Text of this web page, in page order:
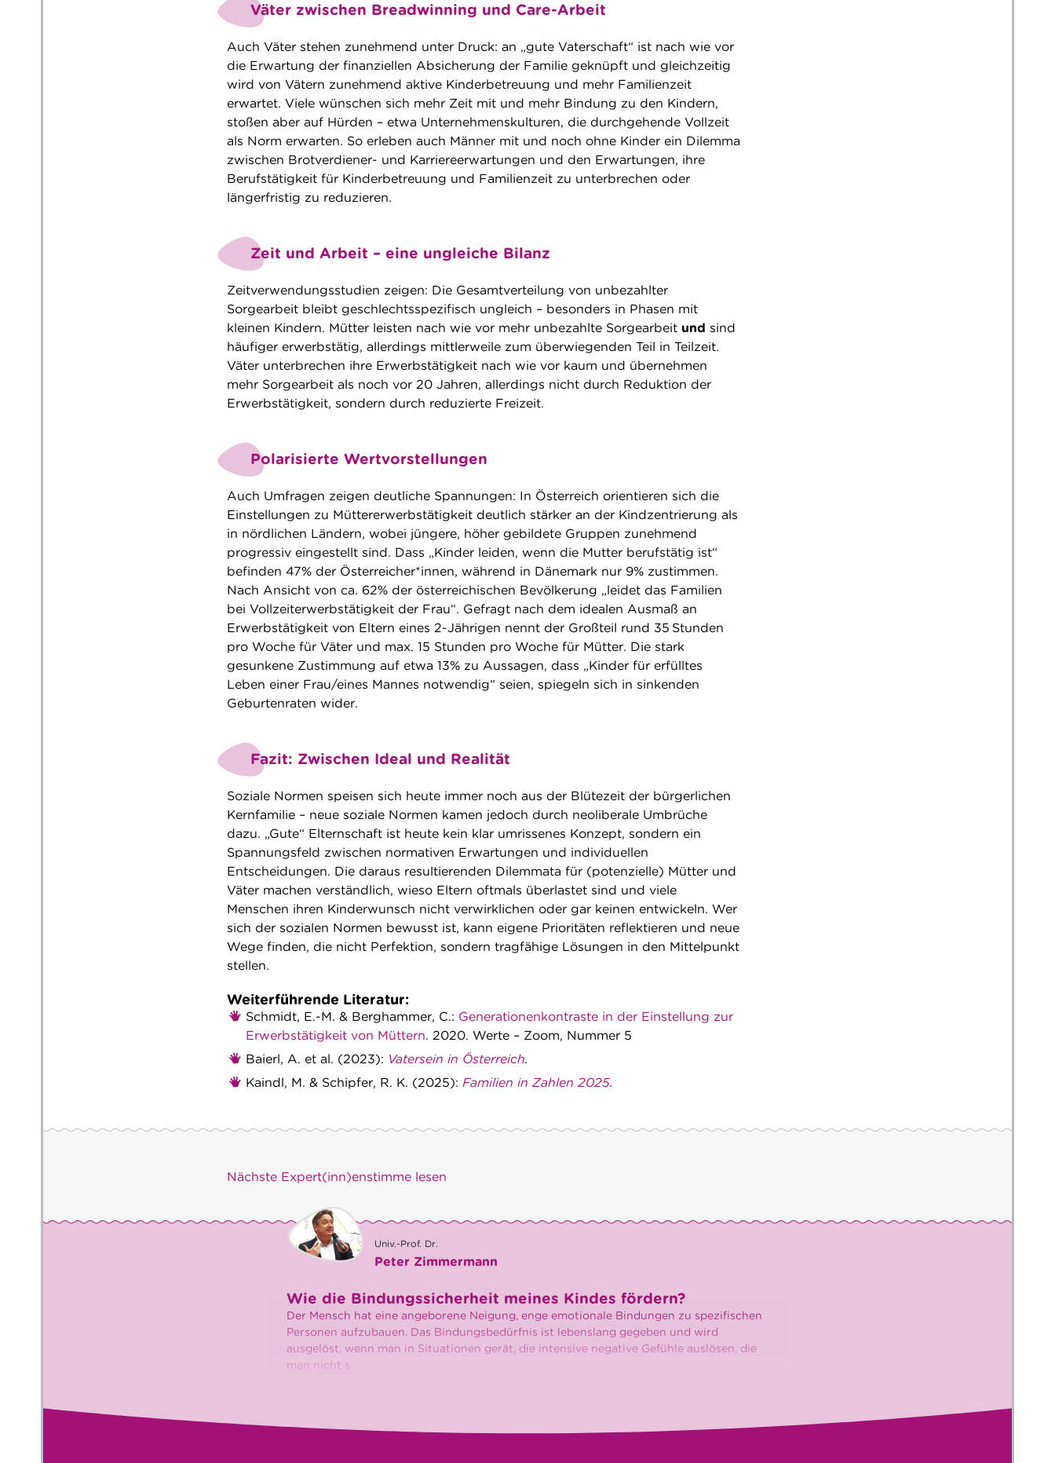
Väter zwischen Breadwinning und Care-Arbeit
Auch Väter stehen zunehmend unter Druck: an „gute Vaterschaft“ ist nach wie vor
die Erwartung der finanziellen Absicherung der Familie geknüpft und gleichzeitig
wird von Vätern zunehmend aktive Kinderbetreuung und mehr Familienzeit
erwartet. Viele wünschen sich mehr Zeit mit und mehr Bindung zu den Kindern,
stoßen aber auf Hürden – etwa Unternehmenskulturen, die durchgehende Vollzeit
als Norm erwarten. So erleben auch Männer mit und noch ohne Kinder ein Dilemma
zwischen Brotverdiener- und Karriereerwartungen und den Erwartungen, ihre
Berufstätigkeit für Kinderbetreuung und Familienzeit zu unterbrechen oder
längerfristig zu reduzieren.
Zeit und Arbeit – eine ungleiche Bilanz
Zeitverwendungsstudien zeigen: Die Gesamtverteilung von unbezahlter
Sorgearbeit bleibt geschlechtsspezifisch ungleich – besonders in Phasen mit
kleinen Kindern. Mütter leisten nach wie vor mehr unbezahlte Sorgearbeit und sind
häufiger erwerbstätig, allerdings mittlerweile zum überwiegenden Teil in Teilzeit.
Väter unterbrechen ihre Erwerbstätigkeit nach wie vor kaum und übernehmen
mehr Sorgearbeit als noch vor 20 Jahren, allerdings nicht durch Reduktion der
Erwerbstätigkeit, sondern durch reduzierte Freizeit.
Polarisierte Wertvorstellungen
Auch Umfragen zeigen deutliche Spannungen: In Österreich orientieren sich die
Einstellungen zu Müttererwerbstätigkeit deutlich stärker an der Kindzentrierung als
in nördlichen Ländern, wobei jüngere, höher gebildete Gruppen zunehmend
progressiv eingestellt sind. Dass „Kinder leiden, wenn die Mutter berufstätig ist“
befinden 47% der Österreicher*innen, während in Dänemark nur 9% zustimmen.
Nach Ansicht von ca. 62% der österreichischen Bevölkerung „leidet das Familien
bei Vollzeiterwerbstätigkeit der Frau“. Gefragt nach dem idealen Ausmaß an
Erwerbstätigkeit von Eltern eines 2-Jährigen nennt der Großteil rund 35 Stunden
pro Woche für Väter und max. 15 Stunden pro Woche für Mütter. Die stark
gesunkene Zustimmung auf etwa 13% zu Aussagen, dass „Kinder für erfülltes
Leben einer Frau/eines Mannes notwendig“ seien, spiegeln sich in sinkenden
Geburtenraten wider.
Fazit: Zwischen Ideal und Realität
Soziale Normen speisen sich heute immer noch aus der Blütezeit der bürgerlichen
Kernfamilie – neue soziale Normen kamen jedoch durch neoliberale Umbrüche
dazu. „Gute“ Elternschaft ist heute kein klar umrissenes Konzept, sondern ein
Spannungsfeld zwischen normativen Erwartungen und individuellen
Entscheidungen. Die daraus resultierenden Dilemmata für (potenzielle) Mütter und
Väter machen verständlich, wieso Eltern oftmals überlastet sind und viele
Menschen ihren Kinderwunsch nicht verwirklichen oder gar keinen entwickeln. Wer
sich der sozialen Normen bewusst ist, kann eigene Prioritäten reflektieren und neue
Wege finden, die nicht Perfektion, sondern tragfähige Lösungen in den Mittelpunkt
stellen.
Weiterführende Literatur:
Schmidt, E.-M. & Berghammer, C.: Generationenkontraste in der Einstellung zur
Erwerbstätigkeit von Müttern. 2020. Werte – Zoom, Nummer 5
Baierl, A. et al. (2023): Vatersein in Österreich.
Kaindl, M. & Schipfer, R. K. (2025): Familien in Zahlen 2025.
Nächste Expert(inn)enstimme lesen
Univ.-Prof. Dr.
Peter Zimmermann
Wie die Bindungssicherheit meines Kindes fördern?
Der Mensch hat eine angeborene Neigung, enge emotionale Bindungen zu spezifischen
Personen aufzubauen. Das Bindungsbedürfnis ist lebenslang gegeben und wird
ausgelöst, wenn man in Situationen gerät, die intensive negative Gefühle auslösen, die
man nicht s